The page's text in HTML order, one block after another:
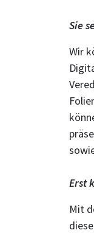
Sie
Wir
Erst
Mit